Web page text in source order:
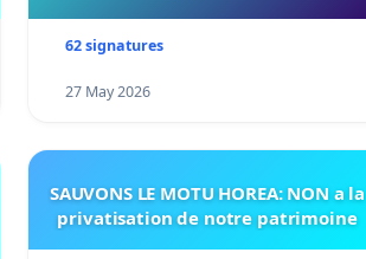
62 signatures
27 May 2026
SAUVONS LE MOTU HOREA: NON a la
privatisation de notre patrimoine